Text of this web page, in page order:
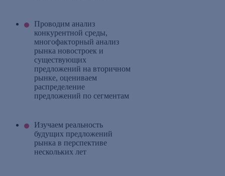
Проводим анализ
конкурентной среды,
многофакторный анализ
рынка новостроек и
существующих
предложений на вторичном
рынке, оцениваем
распределение
предложений по сегментам
Изучаем реальность
будущих предложений
рынка в перспективе
нескольких лет